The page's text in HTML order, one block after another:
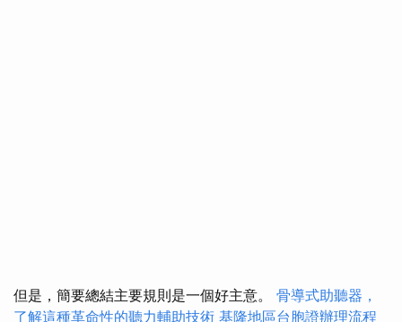
但是，簡要總結主要規則是一個好主意。 骨導式助聽器，
了解這種革命性的聽力輔助技術 基隆地區台胞證辦理流程